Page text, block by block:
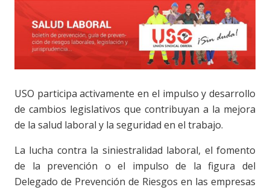
USO participa activamente en el impulso y desarrollo
de cambios legislativos que contribuyan a la mejora
de la salud laboral y la seguridad en el trabajo.
La lucha contra la siniestralidad laboral, el fomento
de la prevención o el impulso de la figura del
Delegado de Prevención de Riesgos en las empresas